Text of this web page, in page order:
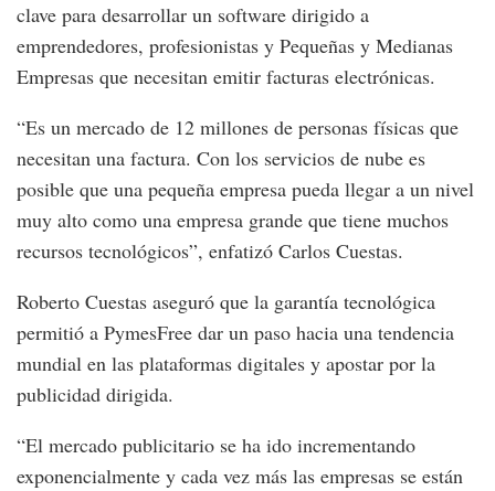
clave para desarrollar un software dirigido a
emprendedores, profesionistas y Pequeñas y Medianas
Empresas que necesitan emitir facturas electrónicas.
“Es un mercado de 12 millones de personas físicas que
necesitan una factura. Con los servicios de nube es
posible que una pequeña empresa pueda llegar a un nivel
muy alto como una empresa grande que tiene muchos
recursos tecnológicos”, enfatizó Carlos Cuestas.
Roberto Cuestas aseguró que la garantía tecnológica
permitió a PymesFree dar un paso hacia una tendencia
mundial en las plataformas digitales y apostar por la
publicidad dirigida.
“El mercado publicitario se ha ido incrementando
exponencialmente y cada vez más las empresas se están